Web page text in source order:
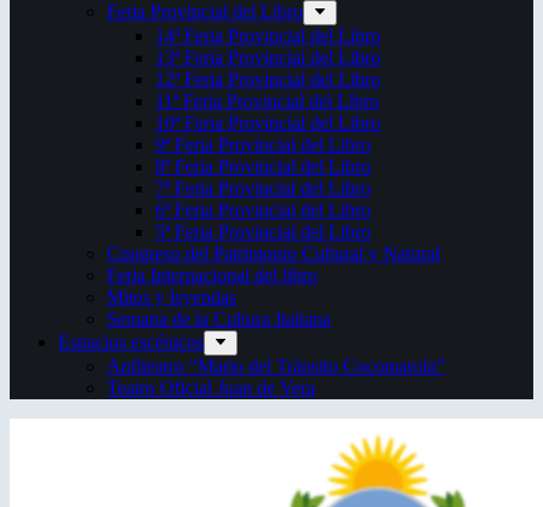
Feria Provincial del Libro
14ª Feria Provincial del Libro
13ª Feria Provincial del Libro
12ª Feria Provincial del Libro
11ª Feria Provincial del Libro
10ª Feria Provincial del Libro
9ª Feria Provincial del Libro
8ª Feria Provincial del Libro
7ª Feria Provincial del Libro
6ª Feria Provincial del Libro
5ª Feria Provincial del Libro
Congreso del Patrimonio Cultural y Natural
Feria Internacional del libro
Mitos y leyendas
Semana de la Cultura Italiana
Espacios escénicos
Anfiteatro “Mario del Tránsito Cocomarola”
Teatro Oficial Juan de Vera